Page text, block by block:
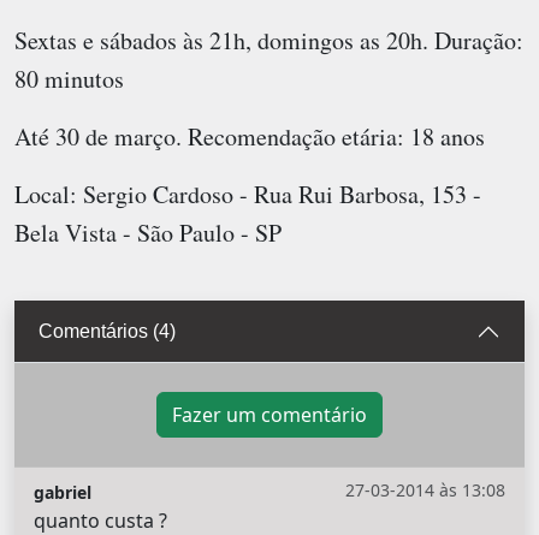
Sextas e sábados às 21h, domingos as 20h. Duração:
80 minutos
Até 30 de março. Recomendação etária: 18 anos
Local: Sergio Cardoso - Rua Rui Barbosa, 153 -
Bela Vista - São Paulo - SP
Comentários (4)
Fazer um comentário
27-03-2014 às 13:08
gabriel
quanto custa ?